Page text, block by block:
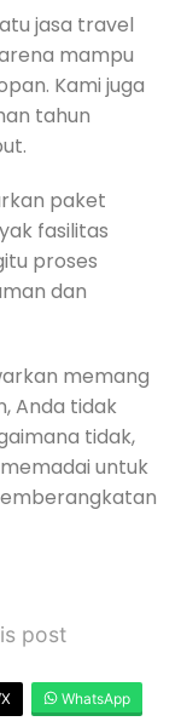
jasa travel
mampu
Kami juga
tahun
paket
fasilitas
proses
dan
memang
Anda tidak
tidak,
untuk
post
WhatsApp